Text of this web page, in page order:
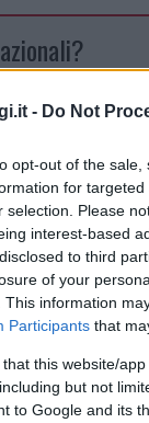
- Do Not
opt-out of the
for
selection. Please
interest-based
to third
of your
This information
Participants that
that this website/
but not
to Google and its
cliccando
nella sezione